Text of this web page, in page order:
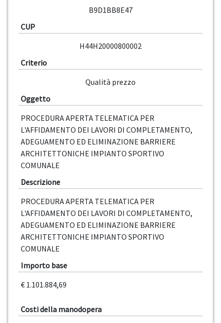
B9D1BB8E47
CUP
H44H20000800002
Criterio
Qualità prezzo
Oggetto
PROCEDURA APERTA TELEMATICA PER
L'AFFIDAMENTO DEI LAVORI DI COMPLETAMENTO,
ADEGUAMENTO ED ELIMINAZIONE BARRIERE
ARCHITETTONICHE IMPIANTO SPORTIVO
COMUNALE
Descrizione
PROCEDURA APERTA TELEMATICA PER
L'AFFIDAMENTO DEI LAVORI DI COMPLETAMENTO,
ADEGUAMENTO ED ELIMINAZIONE BARRIERE
ARCHITETTONICHE IMPIANTO SPORTIVO
COMUNALE
Importo base
€ 1.101.884,69
Costi della manodopera